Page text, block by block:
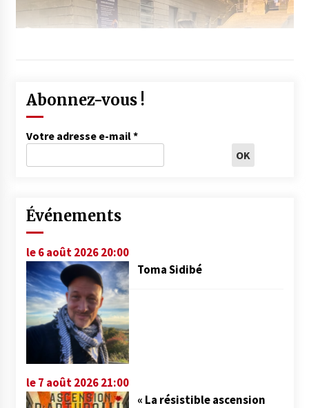
Abonnez-vous !
Votre adresse e-mail*
Événements
le 6 août 2026 20:00
Toma Sidibé
le 7 août 2026 21:00
« La résistible ascension